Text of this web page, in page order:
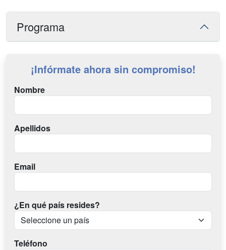
Programa
¡Infórmate ahora sin compromiso!
Nombre
Apellidos
Email
¿En qué país resides?
Teléfono